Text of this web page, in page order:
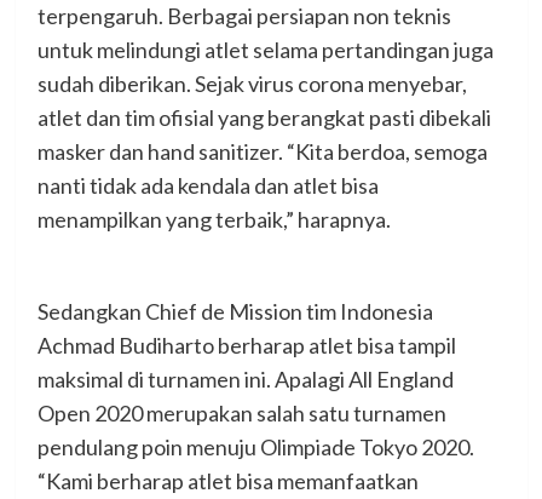
terpengaruh. Berbagai persiapan non teknis
untuk melindungi atlet selama pertandingan juga
sudah diberikan. Sejak virus corona menyebar,
atlet dan tim ofisial yang berangkat pasti dibekali
masker dan hand sanitizer. “Kita berdoa, semoga
nanti tidak ada kendala dan atlet bisa
menampilkan yang terbaik,” harapnya.
Sedangkan Chief de Mission tim Indonesia
Achmad Budiharto berharap atlet bisa tampil
maksimal di turnamen ini. Apalagi All England
Open 2020 merupakan salah satu turnamen
pendulang poin menuju Olimpiade Tokyo 2020.
“Kami berharap atlet bisa memanfaatkan